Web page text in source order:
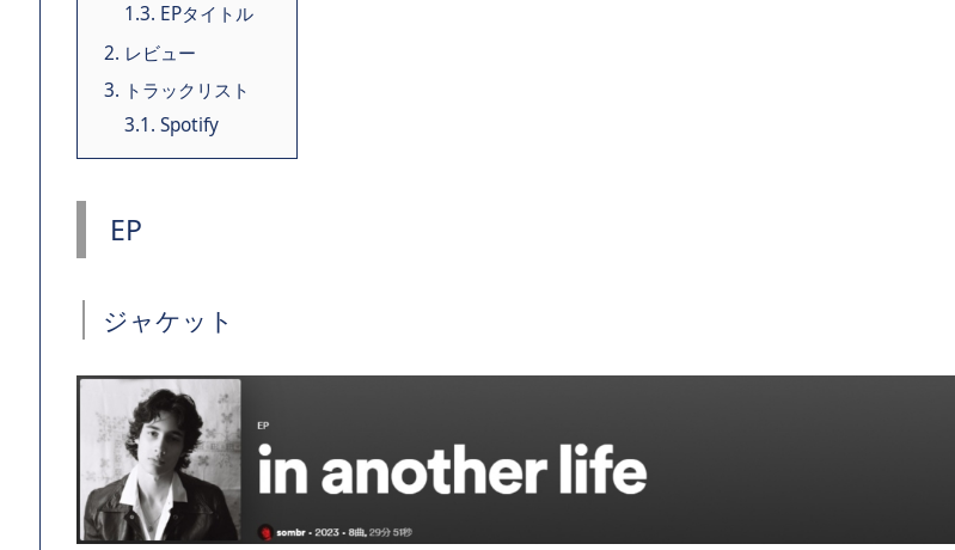
1.3. EPタイトル
2. レビュー
3. トラックリスト
3.1. Spotify
EP
ジャケット